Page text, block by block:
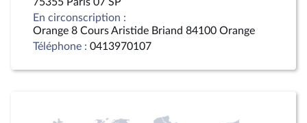
En circonscription :
Orange 8 Cours Aristide Briand 84100 Orange
Téléphone : 0413970107